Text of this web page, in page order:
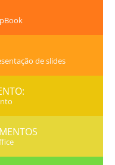
de slides